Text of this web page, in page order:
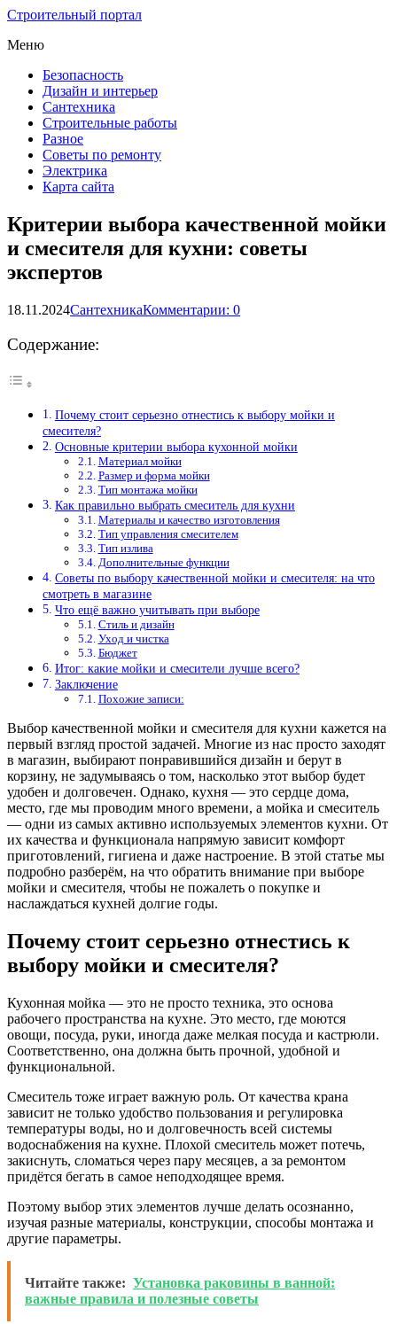
Строительный портал
Меню
Безопасность
Дизайн и интерьер
Сантехника
Строительные работы
Разное
Советы по ремонту
Электрика
Карта сайта
Критерии выбора качественной мойки
и смесителя для кухни: советы
экспертов
18.11.2024СантехникаКомментарии: 0
Содержание:
Почему стоит серьезно отнестись к выбору мойки и
смесителя?
Основные критерии выбора кухонной мойки
Материал мойки
Размер и форма мойки
Тип монтажа мойки
Как правильно выбрать смеситель для кухни
Материалы и качество изготовления
Тип управления смесителем
Тип излива
Дополнительные функции
Советы по выбору качественной мойки и смесителя: на что
смотреть в магазине
Что ещё важно учитывать при выборе
Стиль и дизайн
Уход и чистка
Бюджет
Итог: какие мойки и смесители лучше всего?
Заключение
Похожие записи:
Выбор качественной мойки и смесителя для кухни кажется на
первый взгляд простой задачей. Многие из нас просто заходят
в магазин, выбирают понравившийся дизайн и берут в
корзину, не задумываясь о том, насколько этот выбор будет
удобен и долговечен. Однако, кухня — это сердце дома,
место, где мы проводим много времени, а мойка и смеситель
— одни из самых активно используемых элементов кухни. От
их качества и функционала напрямую зависит комфорт
приготовлений, гигиена и даже настроение. В этой статье мы
подробно разберём, на что обратить внимание при выборе
мойки и смесителя, чтобы не пожалеть о покупке и
наслаждаться кухней долгие годы.
Почему стоит серьезно отнестись к
выбору мойки и смесителя?
Кухонная мойка — это не просто техника, это основа
рабочего пространства на кухне. Это место, где моются
овощи, посуда, руки, иногда даже мелкая посуда и кастрюли.
Соответственно, она должна быть прочной, удобной и
функциональной.
Смеситель тоже играет важную роль. От качества крана
зависит не только удобство пользования и регулировка
температуры воды, но и долговечность всей системы
водоснабжения на кухне. Плохой смеситель может потечь,
закиснуть, сломаться через пару месяцев, а за ремонтом
придётся бегать в самое неподходящее время.
Поэтому выбор этих элементов лучше делать осознанно,
изучая разные материалы, конструкции, способы монтажа и
другие параметры.
Читайте также: Установка раковины в ванной:
важные правила и полезные советы